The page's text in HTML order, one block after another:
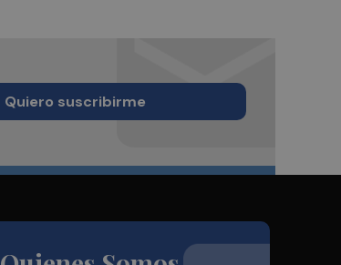
Quiero suscribirme